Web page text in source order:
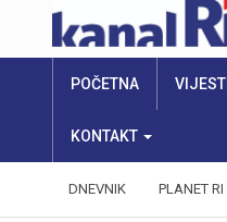
POČETNA VIJESTI
KONTAKT
DNEVNIK PLANET RI